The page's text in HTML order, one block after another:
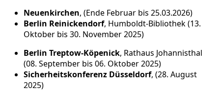
Neuenkirchen, (Ende Februar bis 25.03.2026)
Berlin Reinickendorf, Humboldt-Bibliothek (13.
Oktober bis 30. November 2025)
Berlin Treptow-Köpenick, Rathaus Johannisthal
(08. September bis 06. Oktober 2025)
Sicherheitskonferenz Düsseldorf, (28. August
2025)